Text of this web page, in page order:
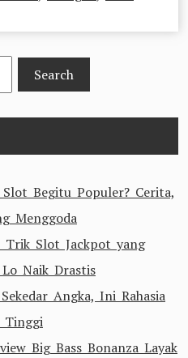
Begitu Populer? Cerita,
Menggoda
Trik Slot Jackpot yang
Naik Drastis
Angka, Ini Rahasia
Tinggi
Big Bass Bonanza Layak